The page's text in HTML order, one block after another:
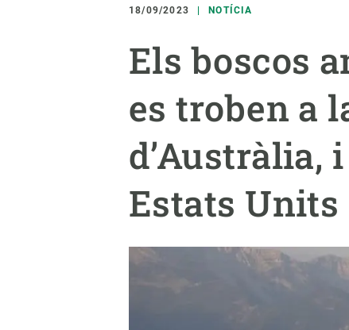
18/09/2023 NOTÍCIA
Els boscos
es troben a
d’Austràlia,
Estats Units
responsive
menu
Marca i logotips
Equitat, Diversitat i Inclusió (EDI)
Oficina de premsa
Ciència oberta i gestió del coneixement
Canvi global
Observació de la
Temes
Publicacions
Synthesis Actions